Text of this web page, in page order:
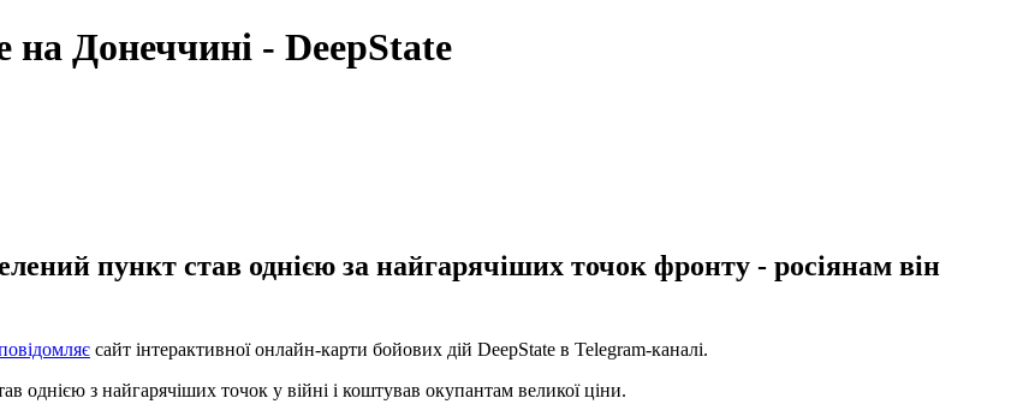
Донеччині - DeepState
пункт став однією за найгарячіших точок фронту - росіянам він
сайт інтерактивної онлайн-карти бойових дій DeepState в Telegram-каналі.
однією з найгарячіших точок у війні і коштував окупантам великої ціни.